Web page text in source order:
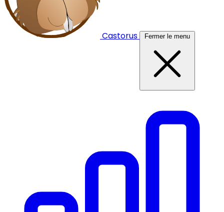
Castorus Fermer le menu